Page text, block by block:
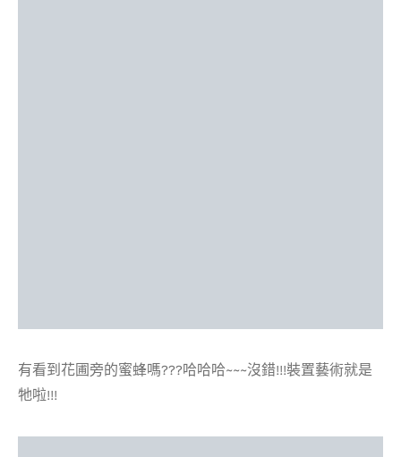
有看到花圃旁的蜜蜂嗎???哈哈哈~~~沒錯!!!裝置藝術就是
牠啦!!!